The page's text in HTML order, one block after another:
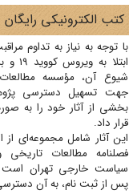
کتب الکترونیکی رایگان
با توجه به نیاز به تداوم
ابتلا
شیوع آن، مؤسسه
جهت تسهیل دسترسی
بخشی از آثار خود را به
قرار داد.
این آثار شامل مجموعه‌ای از
فصلنامه‌ مطالعات تاریخی
سیاست خارجی تهران است
پس از ثبت نام، به آن